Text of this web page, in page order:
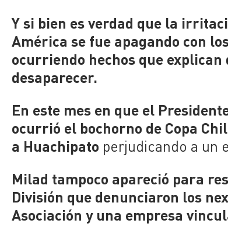
Y si bien es verdad que la
América se fue apagando con
ocurriendo hechos que
desaparecer.
En este mes en que el
ocurrió el bochorno de Copa
a Huachipato perjudicando a un
Milad tampoco apareció para
División que denunciaron los
Asociación y una empresa